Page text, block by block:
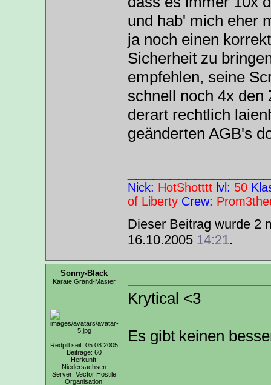
und hab' mich eher
ja noch einen
Sicherheit zu
empfehlen, seine
schnell noch 4x den
derart rechtlich
geänderten AGB's
Nick: HotShotttt lvl: 50
of Liberty Crew:
Dieser Beitrag wurde 2
16.10.2005 14:21.
Sonny-Black
Karate Grand-Master
Redpill seit: 05.08.2005
Beiträge: 60
Herkunft:
Niedersachsen
Server: Vector Hostile
Organisation:
Krytical <3
Es gibt keinen